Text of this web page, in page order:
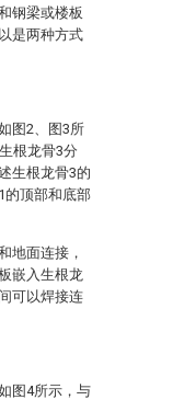
钢梁或楼板
是两种方式
图2、图3所
根龙骨3分
生根龙骨3的
的顶部和底部
地面连接，
嵌入生根龙
可以焊接连
图4所示，与